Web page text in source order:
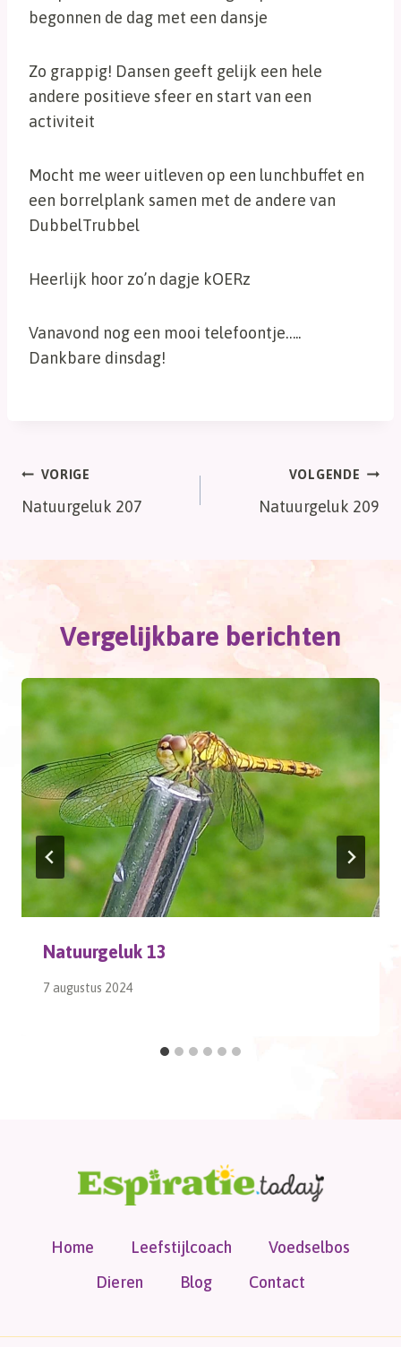
begonnen de dag met een dansje
Zo grappig! Dansen geeft gelijk een hele
andere positieve sfeer en start van een
activiteit
Mocht me weer uitleven op een lunchbuffet en
een borrelplank samen met de andere van
DubbelTrubbel
Heerlijk hoor zo’n dagje kOERz
Vanavond nog een mooi telefoontje…..
Dankbare dinsdag!
Bericht
navigatie
VORIGE
Natuurgeluk 207
VOLGENDE
Natuurgeluk 209
Vergelijkbare berichten
Natuurgeluk 13
7 augustus 2024
Home Leefstijlcoach
Voedselbos
Dieren
Blog Contact